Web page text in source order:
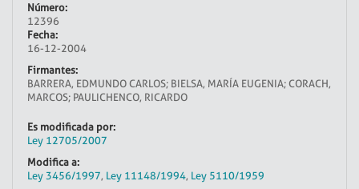
Número:
12396
Fecha:
16-12-2004
Firmantes:
BARRERA, EDMUNDO CARLOS; BIELSA, MARÍA EUGENIA; CORACH,
MARCOS; PAULICHENCO, RICARDO
Es modificada por:
Ley 12705/2007
Modifica a:
Ley 3456/1997, Ley 11148/1994, Ley 5110/1959